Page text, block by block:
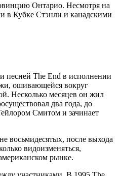
Онтарио. Несмотря на
в Кубке Стэнли и канадскими
The End в исполнении
ошивающейся вокруг
Несколько месяцев он жил
два года, до
Смитом и зачинает
восьмидесятых, после выхода
видоизменяться,
рынке.